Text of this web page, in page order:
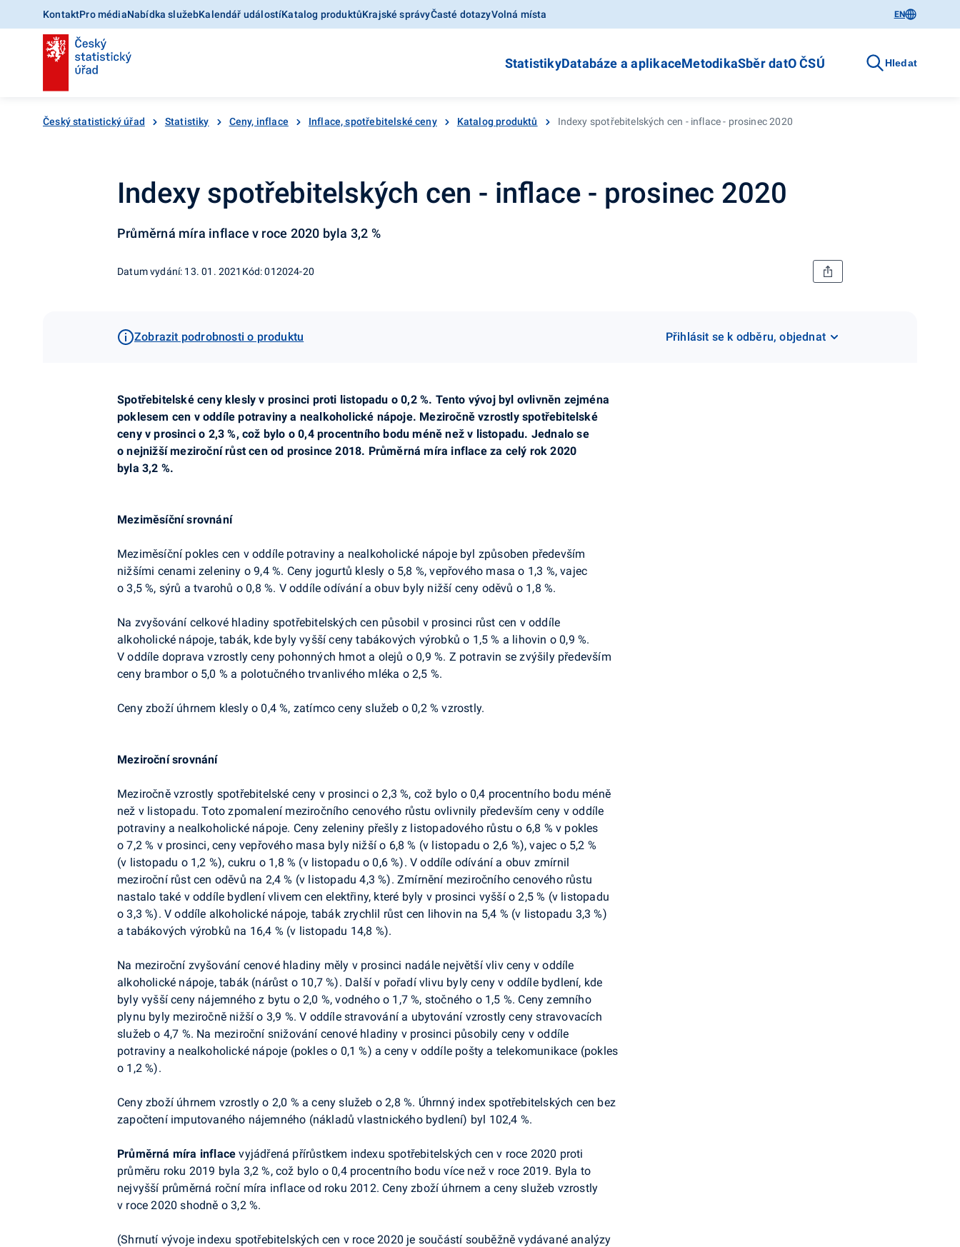
KontaktPro médiaNabídka služebKalendář událostíKatalog produktůKrajské správyČasté dotazyVolná místa EN
StatistikyDatabáze a aplikaceMetodikaSběr datO ČSÚ Hledat
Český statistický úřad Statistiky Ceny, inflace Inflace, spotřebitelské ceny Katalog produktů Indexy spotřebitelských cen - inflace - prosinec 2020
Indexy spotřebitelských cen - inflace - prosinec 2020
Průměrná míra inflace v roce 2020 byla 3,2 %
Datum vydání: 13. 01. 2021 Kód: 012024-20
Zobrazit podrobnosti o produktu Přihlásit se k odběru, objednat
Spotřebitelské ceny klesly v prosinci proti listopadu o 0,2 %. Tento vývoj byl ovlivněn zejména
poklesem cen v oddíle potraviny a nealkoholické nápoje. Meziročně vzrostly spotřebitelské
ceny v prosinci o 2,3 %, což bylo o 0,4 procentního bodu méně než v listopadu. Jednalo se
o nejnižší meziroční růst cen od prosince 2018. Průměrná míra inflace za celý rok 2020
byla 3,2 %.
Meziměsíční srovnání
Meziměsíční pokles cen v oddíle potraviny a nealkoholické nápoje byl způsoben především
nižšími cenami zeleniny o 9,4 %. Ceny jogurtů klesly o 5,8 %, vepřového masa o 1,3 %, vajec
o 3,5 %, sýrů a tvarohů o 0,8 %. V oddíle odívání a obuv byly nižší ceny oděvů o 1,8 %.
Na zvyšování celkové hladiny spotřebitelských cen působil v prosinci růst cen v oddíle
alkoholické nápoje, tabák, kde byly vyšší ceny tabákových výrobků o 1,5 % a lihovin o 0,9 %.
V oddíle doprava vzrostly ceny pohonných hmot a olejů o 0,9 %. Z potravin se zvýšily především
ceny brambor o 5,0 % a polotučného trvanlivého mléka o 2,5 %.
Ceny zboží úhrnem klesly o 0,4 %, zatímco ceny služeb o 0,2 % vzrostly.
Meziroční srovnání
Meziročně vzrostly spotřebitelské ceny v prosinci o 2,3 %, což bylo o 0,4 procentního bodu méně
než v listopadu. Toto zpomalení meziročního cenového růstu ovlivnily především ceny v oddíle
potraviny a nealkoholické nápoje. Ceny zeleniny přešly z listopadového růstu o 6,8 % v pokles
o 7,2 % v prosinci, ceny vepřového masa byly nižší o 6,8 % (v listopadu o 2,6 %), vajec o 5,2 %
(v listopadu o 1,2 %), cukru o 1,8 % (v listopadu o 0,6 %). V oddíle odívání a obuv zmírnil
meziroční růst cen oděvů na 2,4 % (v listopadu 4,3 %). Zmírnění meziročního cenového růstu
nastalo také v oddíle bydlení vlivem cen elektřiny, které byly v prosinci vyšší o 2,5 % (v listopadu
o 3,3 %). V oddíle alkoholické nápoje, tabák zrychlil růst cen lihovin na 5,4 % (v listopadu 3,3 %)
a tabákových výrobků na 16,4 % (v listopadu 14,8 %).
Na meziroční zvyšování cenové hladiny měly v prosinci nadále největší vliv ceny v oddíle
alkoholické nápoje, tabák (nárůst o 10,7 %). Další v pořadí vlivu byly ceny v oddíle bydlení, kde
byly vyšší ceny nájemného z bytu o 2,0 %, vodného o 1,7 %, stočného o 1,5 %. Ceny zemního
plynu byly meziročně nižší o 3,9 %. V oddíle stravování a ubytování vzrostly ceny stravovacích
služeb o 4,7 %. Na meziroční snižování cenové hladiny v prosinci působily ceny v oddíle
potraviny a nealkoholické nápoje (pokles o 0,1 %) a ceny v oddíle pošty a telekomunikace (pokles
o 1,2 %).
Ceny zboží úhrnem vzrostly o 2,0 % a ceny služeb o 2,8 %. Úhrnný index spotřebitelských cen bez
započtení imputovaného nájemného (nákladů vlastnického bydlení) byl 102,4 %.
Průměrná míra inflace vyjádřená přírůstkem indexu spotřebitelských cen v roce 2020 proti
průměru roku 2019 byla 3,2 %, což bylo o 0,4 procentního bodu více než v roce 2019. Byla to
nejvyšší průměrná roční míra inflace od roku 2012. Ceny zboží úhrnem a ceny služeb vzrostly
v roce 2020 shodně o 3,2 %.
(Shrnutí vývoje indexu spotřebitelských cen v roce 2020 je součástí souběžně vydávané analýzy